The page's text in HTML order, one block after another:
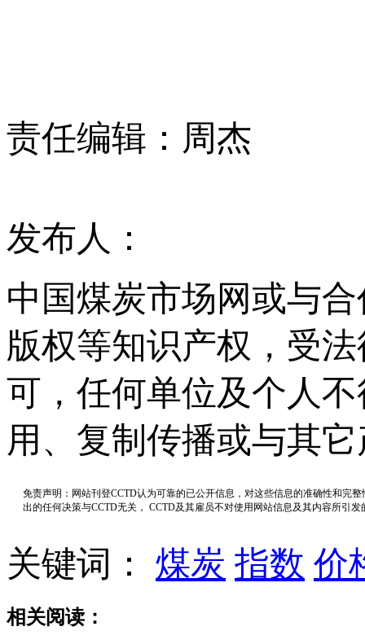
责任编辑：周杰
发布人：
中国煤炭市场网或与
版权等知识产权，受
可，任何单位及个人
用、复制传播或与其
免责声明：网站刊登CCTD认为可靠的已公开信息，对这些信息的准确性和完
出的任何决策与CCTD无关， CCTD及其雇员不对使用网站信息及其内容所引
关键词： 煤炭 指数 价
相关阅读：